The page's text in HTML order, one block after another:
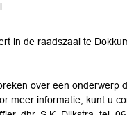
in de raadszaal te
over een onderwerp
meer informatie, kunt u